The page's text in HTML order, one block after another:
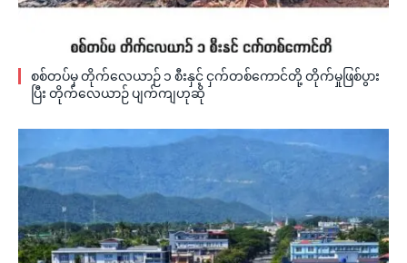
စစ်တပ်မှ တိုက်လေယာဉ် ၁ စီးနှင့် ငှက်တစ်ကောင်တို့ တိုက်မှုဖြစ်ပွား
ပြီး တိုက်လေယာဉ် ပျက်ကျဟုဆို